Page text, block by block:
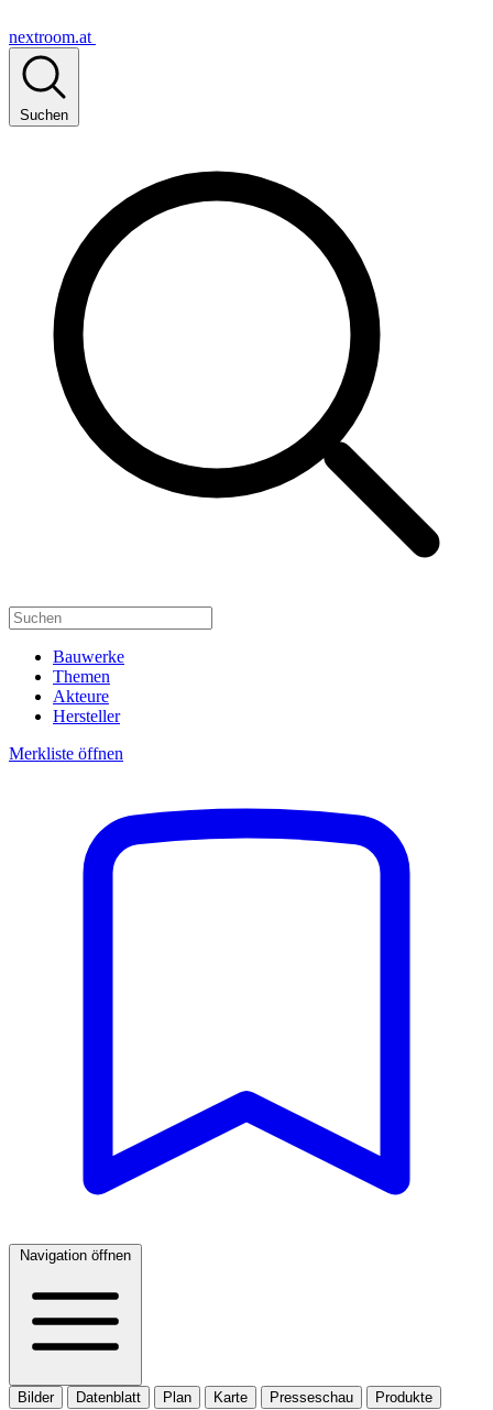
nextroom.at
Suchen
Bauwerke
Themen
Akteure
Hersteller
Merkliste öffnen
Navigation öffnen
Bilder Datenblatt Plan Karte Presseschau Produkte